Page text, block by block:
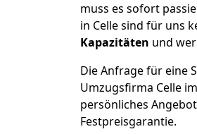
muss es sofort
in Celle sind für uns
Kapazitäten und
Die Anfrage für eine
Umzugsfirma Celle
persönliches
Festpreisgarantie.